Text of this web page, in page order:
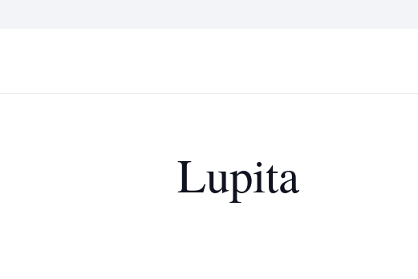
Lupita